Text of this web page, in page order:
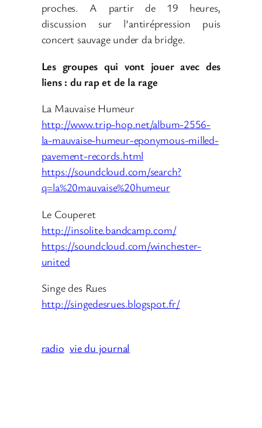
proches. A partir de 19 heures,
discussion sur l’antirépression puis
concert sauvage under da bridge.
Les groupes qui vont jouer avec des
liens : du rap et de la rage
La Mauvaise Humeur
http://www.trip-hop.net/album-2556-
la-mauvaise-humeur-eponymous-milled-
pavement-records.html
https://soundcloud.com/search?
q=la%20mauvaise%20humeur
Le Couperet
http://insolite.bandcamp.com/
https://soundcloud.com/winchester-
united
Singe des Rues
http://singedesrues.blogspot.fr/
radio vie du journal